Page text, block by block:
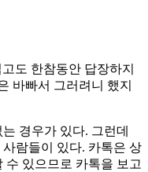
도 한참동안 답장하지
바빠서 그러려니 했지
경우가 있다. 그런데
람들이 있다. 카톡은 상
수 있으므로 카톡을 보고